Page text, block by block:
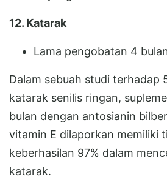
12. Katarak
Lama pengobatan 4
Dalam sebuah studi terhadap
katarak senilis ringan,
bulan dengan antosianin
vitamin E dilaporkan memiliki
keberhasilan 97% dalam
katarak.